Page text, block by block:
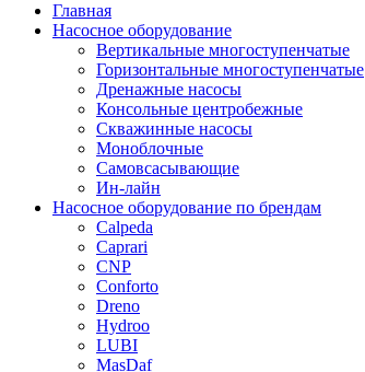
Главная
Насосное оборудование
Вертикальные многоступенчатые
Горизонтальные многоступенчатые
Дренажные насосы
Консольные центробежные
Скважинные насосы
Моноблочные
Самовсасывающие
Ин-лайн
Насосное оборудование по брендам
Calpeda
Caprari
CNP
Conforto
Dreno
Hydroo
LUBI
MasDaf